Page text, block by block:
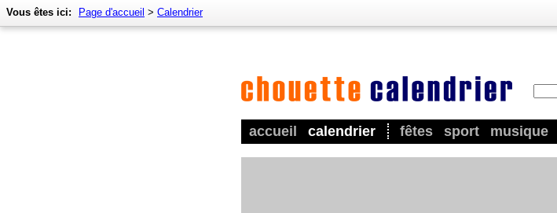
accueil calendrier fêtes sport musique
Vous êtes ici: Page d'accueil > Calendrier